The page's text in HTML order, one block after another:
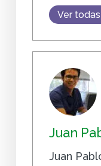
Ver
Juan
Juan